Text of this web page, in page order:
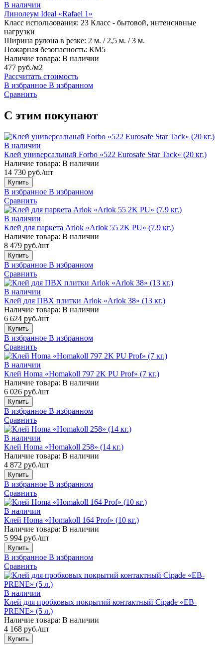
В наличии
Линолеум Ideal «Rafael 1»
Класс использования: 23 Класс - бытовой, интенсивные
нагрузки
Ширина рулона в резке: 2 м. / 2,5 м. / 3 м.
Пожарная безопасность: КМ5
Наличие товара: В наличии
477 руб./м2
Рассчитать стоимость
В избранное В избранном
Сравнить
С этим покупают
В наличии
Клей универсальный Forbo «522 Eurosafe Star Tack» (20 кг.)
Наличие товара: В наличии
14 730 руб./шт
Купить
В избранное В избранном
Сравнить
В наличии
Клей для паркета Arlok «Arlok 55 2K PU» (7.9 кг.)
Наличие товара: В наличии
8 479 руб./шт
Купить
В избранное В избранном
Сравнить
В наличии
Клей для ПВХ плитки Arlok «Arlok 38» (13 кг.)
Наличие товара: В наличии
6 624 руб./шт
Купить
В избранное В избранном
Сравнить
В наличии
Клей Homa «Homakoll 797 2K PU Prof» (7 кг.)
Наличие товара: В наличии
6 026 руб./шт
Купить
В избранное В избранном
Сравнить
В наличии
Клей Homa «Homakoll 258» (14 кг.)
Наличие товара: В наличии
4 872 руб./шт
Купить
В избранное В избранном
Сравнить
В наличии
Клей Homa «Homakoll 164 Prof» (10 кг.)
Наличие товара: В наличии
5 994 руб./шт
Купить
В избранное В избранном
Сравнить
В наличии
Клей для пробковых покрытий контактный Cipade «EB-
PRENE» (5 л.)
Наличие товара: В наличии
4 168 руб./шт
Купить